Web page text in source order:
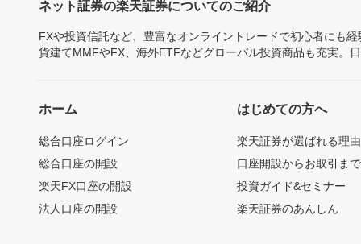
ネット証券の楽天証券についてのご紹介
FXや投資信託など、豊富なオンライントレードで初心者にも
貨建てMMFやFX、海外ETFなどグローバル投資商品も充実。
ホーム
総合口座ログイン
総合口座の開設
楽天FX口座の開設
法人口座の開設
はじめての方へ
楽天証券が選ばれる理由
口座開設からお取引ま
投資ガイド&セミナー
楽天証券のあんしん